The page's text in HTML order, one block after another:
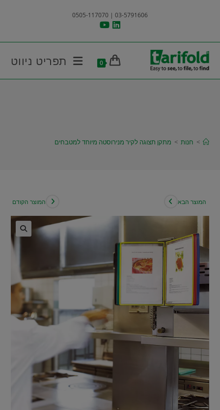
03-5791606 | 0505-117070
0 תפריט ניווט
> חנות > מתקן תצוגה לקיר מנירוסטה מיוחד למטבחים
המוצר הקודם המוצר הבא